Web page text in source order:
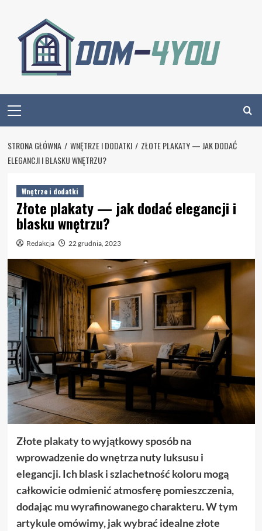
content
Menu
STRONA GŁÓWNA WNĘTRZE I DODATKI
ZŁOTE PLAKATY — JAK DODAĆ
ELEGANCJI I BLASKU WNĘTRZU?
Wnętrze i dodatki
Złote plakaty — jak dodać elegancji i
blasku wnętrzu?
Redakcja 22 grudnia, 2023
Złote plakaty to wyjątkowy sposób na
wprowadzenie do wnętrza nuty luksusu i
elegancji. Ich blask i szlachetność koloru mogą
całkowicie odmienić atmosferę pomieszczenia,
dodając mu wyrafinowanego charakteru. W tym
artykule omówimy, jak wybrać idealne złote